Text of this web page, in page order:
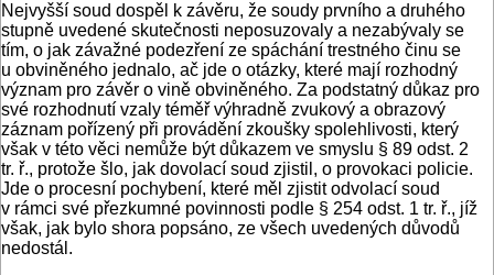
Nejvyšší soud dospěl k závěru, že soudy prvního a druhého
stupně uvedené skutečnosti neposuzovaly a nezabývaly se
tím, o jak závažné podezření ze spáchání trestného činu se
u obviněného jednalo, ač jde o otázky, které mají rozhodný
význam pro závěr o vině obviněného. Za podstatný důkaz pro
své rozhodnutí vzaly téměř výhradně zvukový a obrazový
záznam pořízený při provádění zkoušky spolehlivosti, který
však v této věci nemůže být důkazem ve smyslu § 89 odst. 2
tr. ř., protože šlo, jak dovolací soud zjistil, o provokaci policie.
Jde o procesní pochybení, které měl zjistit odvolací soud
v rámci své přezkumné povinnosti podle § 254 odst. 1 tr. ř., jíž
však, jak bylo shora popsáno, ze všech uvedených důvodů
nedostál.